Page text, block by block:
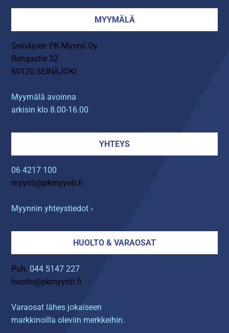
MYYMÄLÄ
Seinäjoen PK-Myynti Oy
Rengastie 32
60120 SEINÄJOKI
Myymälä avoinna
arkisin klo 8.00-16.00
YHTEYS
06 4217 100
myynti@pkmyynti.fi
Myynnin yhteystiedot ›
HUOLTO & VARAOSAT
Puh. 044 5147 227
huolto@pkmyynti.fi
Varaosat lähes jokaiseen
markkinoilla oleviin merkkeihin.